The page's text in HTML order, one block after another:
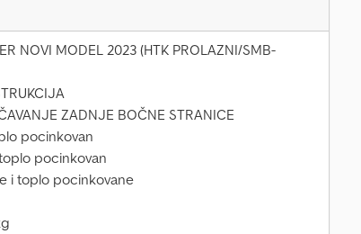
NOVI MODEL 2023 (HTK PROLAZNI/SMB-
ZADNJE BOČNE STRANICE
pocinkovan
pocinkovan
i toplo pocinkovane